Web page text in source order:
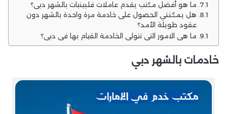
ما هو أفضل مكتب يقدم عاملات فلبينيات بالشهر دبي؟
هل يمكنني الحصول على خادمة مرة واحدة بالشهر دون
عقود طويلة الأمد؟
ما هي الامور التي تتولى الخادمة القيام بها في دبي؟
خادمات بالشهر دبي